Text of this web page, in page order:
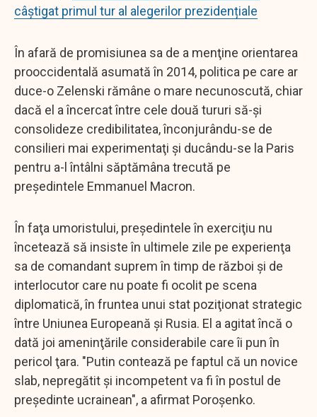
câștigat primul tur al alegerilor prezidențiale
În afară de promisiunea sa de a menţine orientarea
prooccidentală asumată în 2014, politica pe care ar
duce-o Zelenski rămâne o mare necunoscută, chiar
dacă el a încercat între cele două tururi să-şi
consolideze credibilitatea, înconjurându-se de
consilieri mai experimentaţi şi ducându-se la Paris
pentru a-l întâlni săptămâna trecută pe
preşedintele Emmanuel Macron.
În faţa umoristului, preşedintele în exerciţiu nu
încetează să insiste în ultimele zile pe experienţa
sa de comandant suprem în timp de război şi de
interlocutor care nu poate fi ocolit pe scena
diplomatică, în fruntea unui stat poziţionat strategic
între Uniunea Europeană şi Rusia. El a agitat încă o
dată joi ameninţările considerabile care îi pun în
pericol ţara. "Putin contează pe faptul că un novice
slab, nepregătit şi incompetent va fi în postul de
preşedinte ucrainean", a afirmat Poroşenko.